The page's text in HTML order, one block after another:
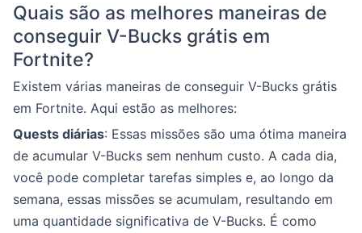
Quais são as melhores maneiras de
conseguir V-Bucks grátis em
Fortnite?
Existem várias maneiras de conseguir V-Bucks grátis
em Fortnite. Aqui estão as melhores:
Quests diárias: Essas missões são uma ótima maneira
de acumular V-Bucks sem nenhum custo. A cada dia,
você pode completar tarefas simples e, ao longo da
semana, essas missões se acumulam, resultando em
uma quantidade significativa de V-Bucks. É como